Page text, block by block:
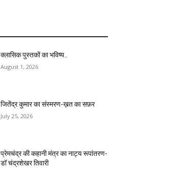
क्लासिक पुस्तकों का भविष्य..
August 1, 2026
जितेंद्र कुमार का संस्मरण-ख़त का सफ़र
July 25, 2026
प्रेमचंद्र की कहानी मंत्र का नाट्य रूपांतरण-
डॉ चंद्रशेखर तिवारी